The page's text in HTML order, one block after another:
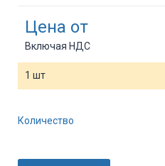
Цена от
Включая НДС
1 шт
Количество